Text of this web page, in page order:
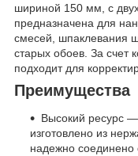
шириной 150 мм, с
предназначена для
смесей, шпаклевания
старых обоев. За счет
подходит для
Преимущества
Высокий ресурс
изготовлено из
надежно соединено